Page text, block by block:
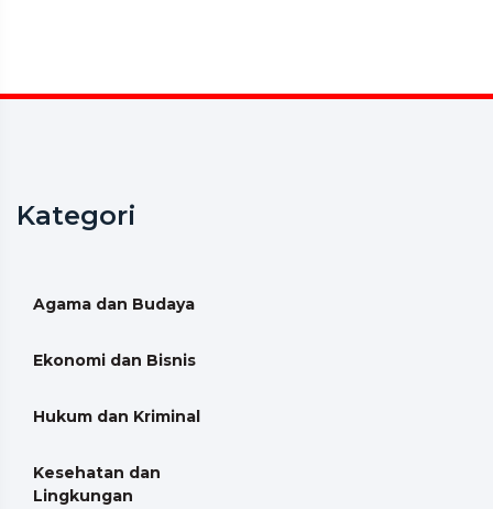
Kategori
Agama dan Budaya
Ekonomi dan Bisnis
Hukum dan Kriminal
Kesehatan dan
Lingkungan